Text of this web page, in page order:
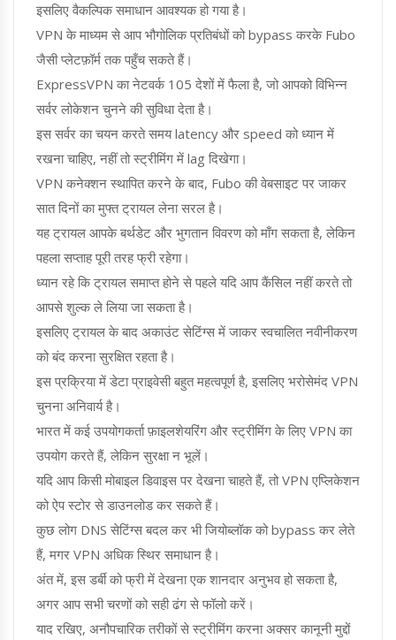
इसलिए वैकल्पिक समाधान आवश्यक हो गया है।
VPN के माध्यम से आप भौगोलिक प्रतिबंधों को bypass करके Fubo
जैसी प्लेटफ़ॉर्म तक पहुँच सकते हैं।
ExpressVPN का नेटवर्क 105 देशों में फैला है, जो आपको विभिन्न
सर्वर लोकेशन चुनने की सुविधा देता है।
इस सर्वर का चयन करते समय latency और speed को ध्यान में
रखना चाहिए, नहीं तो स्ट्रीमिंग में lag दिखेगा।
VPN कनेक्शन स्थापित करने के बाद, Fubo की वेबसाइट पर जाकर
सात दिनों का मुफ्त ट्रायल लेना सरल है।
यह ट्रायल आपके बर्थडेट और भुगतान विवरण को माँग सकता है, लेकिन
पहला सप्ताह पूरी तरह फ्री रहेगा।
ध्यान रहे कि ट्रायल समाप्त होने से पहले यदि आप कैंसिल नहीं करते तो
आपसे शुल्क ले लिया जा सकता है।
इसलिए ट्रायल के बाद अकाउंट सेटिंग्स में जाकर स्वचालित नवीनीकरण
को बंद करना सुरक्षित रहता है।
इस प्रक्रिया में डेटा प्राइवेसी बहुत महत्वपूर्ण है, इसलिए भरोसेमंद VPN
चुनना अनिवार्य है।
भारत में कई उपयोगकर्ता फ़ाइलशेयरिंग और स्ट्रीमिंग के लिए VPN का
उपयोग करते हैं, लेकिन सुरक्षा न भूलें।
यदि आप किसी मोबाइल डिवाइस पर देखना चाहते हैं, तो VPN एप्लिकेशन
को ऐप स्टोर से डाउनलोड कर सकते हैं।
कुछ लोग DNS सेटिंग्स बदल कर भी जियोब्लॉक को bypass कर लेते
हैं, मगर VPN अधिक स्थिर समाधान है।
अंत में, इस डर्बी को फ्री में देखना एक शानदार अनुभव हो सकता है,
अगर आप सभी चरणों को सही ढंग से फॉलो करें।
याद रखिए, अनौपचारिक तरीकों से स्ट्रीमिंग करना अक्सर कानूनी मुद्दों